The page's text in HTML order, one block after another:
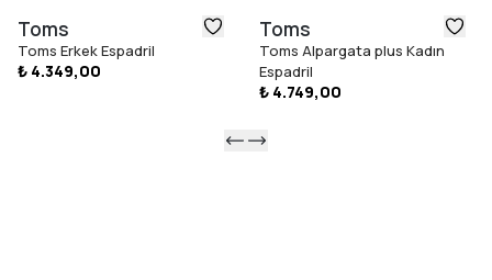
Toms
Toms Erkek Espadril
₺ 4.349,00
Toms
Toms Alpargata plus Kadın
Espadril
₺ 4.749,00